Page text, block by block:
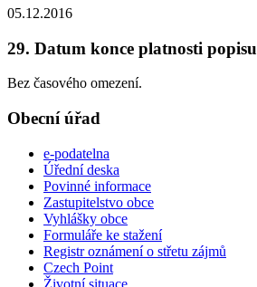
05.12.2016
29. Datum konce platnosti popisu
Bez časového omezení.
Obecní úřad
e-podatelna
Úřední deska
Povinné informace
Zastupitelstvo obce
Vyhlášky obce
Formuláře ke stažení
Registr oznámení o střetu zájmů
Czech Point
Životní situace